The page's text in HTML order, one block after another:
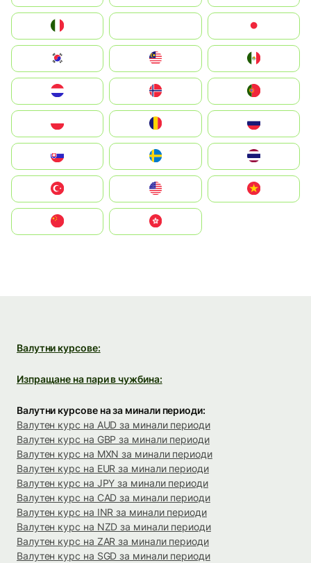
South Korea
United States
中國香港特別行政區
Валутни курсове:
Изпращане на пари в чужбина:
Валутни курсове на за минали периоди:
Валутен курс на AUD за минали периоди
Валутен курс на GBP за минали периоди
Валутен курс на MXN за минали периоди
Валутен курс на EUR за минали периоди
Валутен курс на JPY за минали периоди
Валутен курс на CAD за минали периоди
Валутен курс на INR за минали периоди
Валутен курс на NZD за минали периоди
Валутен курс на ZAR за минали периоди
Валутен курс на SGD за минали периоди